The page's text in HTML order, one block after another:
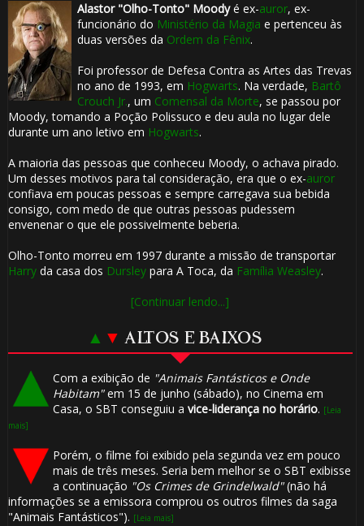
Alastor "Olho-Tonto" Moodyé ex-auror, ex-
funcionário do Ministério da Magia e pertenceu às
duas versões da Ordem da Fênix.
Foi professor de Defesa Contra as Artes das Trevas
no ano de 1993, em Hogwarts. Na verdade, Bartô
Crouch Jr., um Comensal da Morte, se passou por
Moody, tomando a Poção Polissuco e deu aula no lugar dele
durante um ano letivo em Hogwarts.
A maioria das pessoas que conheceu Moody, o achava pirado.
Um desses motivos para tal consideração, era que o ex-auror
confiava em poucas pessoas e sempre carregava sua bebida
consigo, com medo de que outras pessoas pudessem
envenenar o que ele possivelmente beberia.
Olho-Tonto morreu em 1997 durante a missão de transportar
Harryda casa dos Dursleypara A Toca, da Família Weasley.
[Continuar lendo...]
▲ ▼ ALTOS E BAIXOS
Com a exibição de "Animais Fantásticos e Onde
Habitam"em 15 de junho (sábado), no Cinema em
Casa, o SBT conseguiu a vice-liderança no horário. [Leia
mais]
Porém, o filme foi exibido pela segunda vez em pouco
mais de três meses. Seria bem melhor se o SBT exibisse
a continuação "Os Crimes de Grindelwald"(não há
informações se a emissora comprou os outros filmes da saga
"Animais Fantásticos"). [Leia mais]